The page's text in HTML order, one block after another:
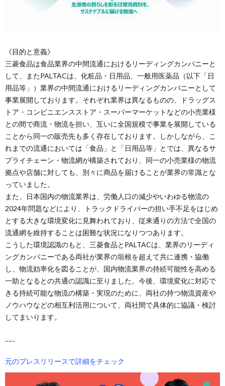
《目的と意義》
三菱食品は食品業界の中間流通におけるリーディングカンパニーと
して、またPALTACは、化粧品・日用品、一般用医薬品（以下「日
用品等」）業界の中間流通におけるリーディングカンパニーとして
事業展開しております。それぞれ業界は異なるものの、ドラッグス
トア・コンビニエンスストア・スーパーマーケットなどの小売業様
との間で商流・物流を担い、互いに全国規模で事業を展開している
ことから同一の販売先も多く存在しております。しかしながら、こ
れまでの流通においては「食品」と「日用品等」とでは、異なるサ
プライチェーン・物流網が構築されており、同一の小売業様の物流
拠点や店舗に対しても、別々に商品を届けることが業界の常識とな
っていました。
また、日本国内の物流業界は、労働人口の減少やいわゆる物流の
2024年問題などにより、トラックドライバーの担い手不足をはじめ
とする大きな環境変化に見舞われており、従来通りの方法で全国の
流通網を維持することは困難な状況になりつつあります。
こうした環境認識のもと、三菱食品とPALTACは、業界のリーディ
ングカンパニーである両社が業界の垣根を超えて共に連携・協働
し、物流効率化を図ることが、国内物流業界の持続可能性を高める
一助となるとの共通の認識に至りました。今後、環境変化に対応で
きる持続可能な物流の構築・実現のために、両社の持つ物流資産や
ノウハウなどの相互利活用について、両社間で具体的に協議・検討
してまいります。
……
元のプレスリリースで詳細をチェック